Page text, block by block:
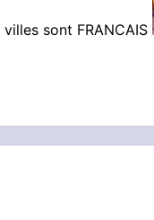
sont FRANCAIS